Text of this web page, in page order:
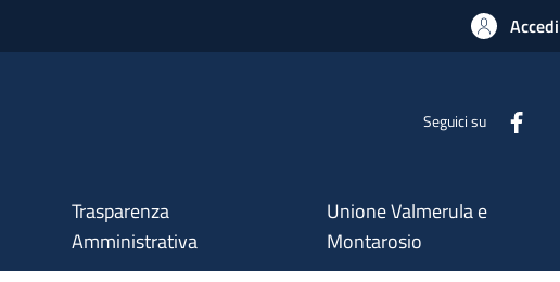
Seguici su
Trasparenza
Amministrativa
Unione Valmerula e
Montarosio